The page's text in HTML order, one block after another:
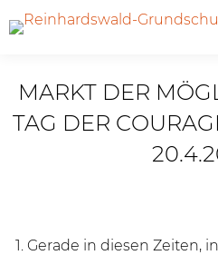
MARKT DER
TAG DER
Gerade in diesen Zeiten,